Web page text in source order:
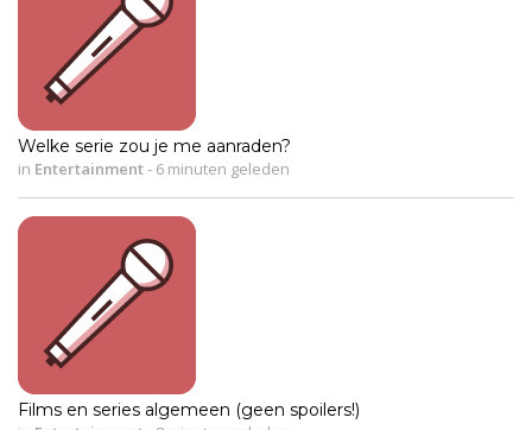
Welke serie zou je me aanraden?
in Entertainment- 6 minuten geleden
Films en series algemeen (geen spoilers!)